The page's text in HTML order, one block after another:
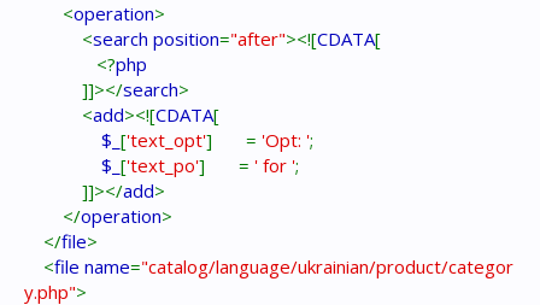
<operation>
<search position="after"><![CDATA[
<?php
]]></search>
<add><![CDATA[
$_ ['text_opt'] = 'Opt: ';
$_ ['text_po'] = ' for ';
]]></add>
</operation>
</file>
<file name="catalog/language/ukrainian/product/categor
y.php">